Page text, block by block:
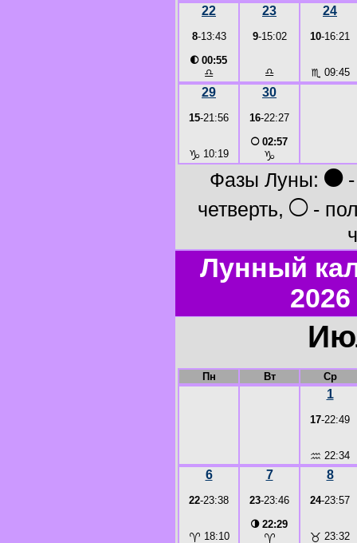
22
8-13:43
◐00:55
♎
23
9-15:02
♎
24
10-16:21
♏ 09:45
29
15-21:56
♑ 10:19
30
16-22:27
○02:57
♑
Фазы Луны: ●-
четверть, ○-
Лунный
Пн Вт Ср
1
17-22:49
♒ 22:34
6
22-23:38
♈ 18:10
7
23-23:46
◑22:29
♈
8
24-23:57
♉ 23:32